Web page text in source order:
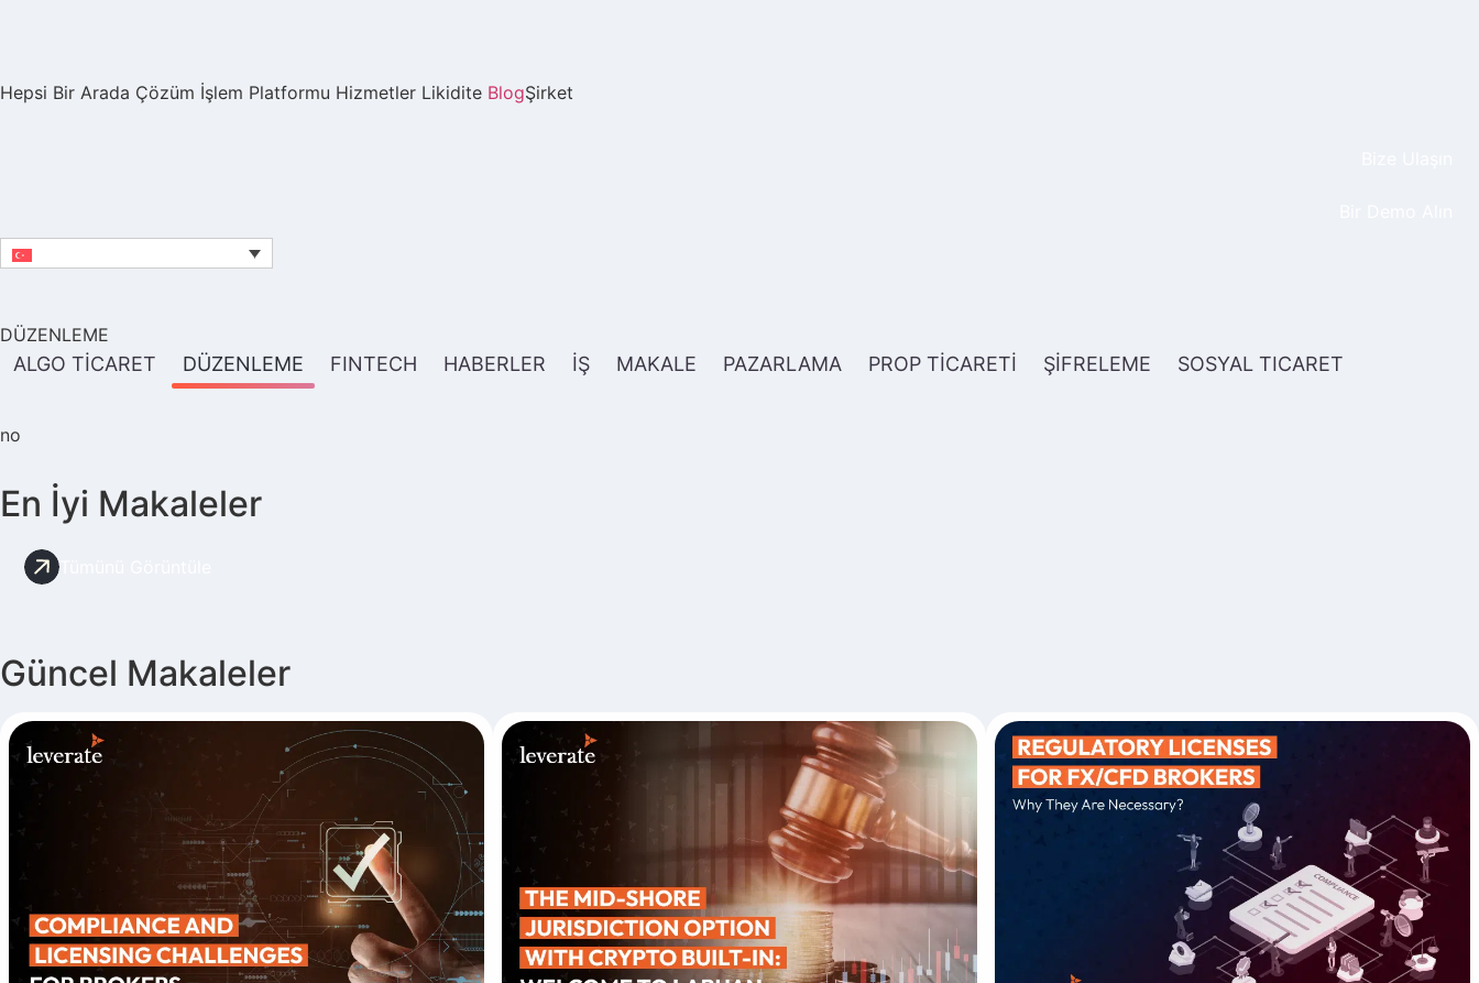
Hepsi Bir Arada Çözüm İşlem Platformu Hizmetler Likidite BlogŞirket
DÜZENLEME
ALGO TİCARET DÜZENLEME FINTECH HABERLER İŞ MAKALE PAZARLAMA PROP TİCARETİ ŞİFRELEME SOSYAL TICARET
no
En İyi Makaleler
Güncel Makaleler